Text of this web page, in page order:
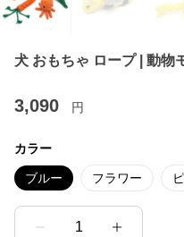
犬 おもちゃ ロープ | 動物
3,090 円
カラー
ブルー フラワー
1